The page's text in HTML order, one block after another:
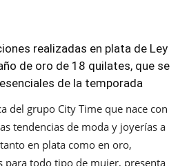
realizadas en plata de Ley
de oro de 18 quilates, que se
de la temporada
del grupo City Time que nace con
tendencias de moda y joyerías a
en plata como en oro,
para todo tipo de mujer, presenta